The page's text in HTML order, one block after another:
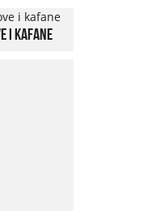
i kafane